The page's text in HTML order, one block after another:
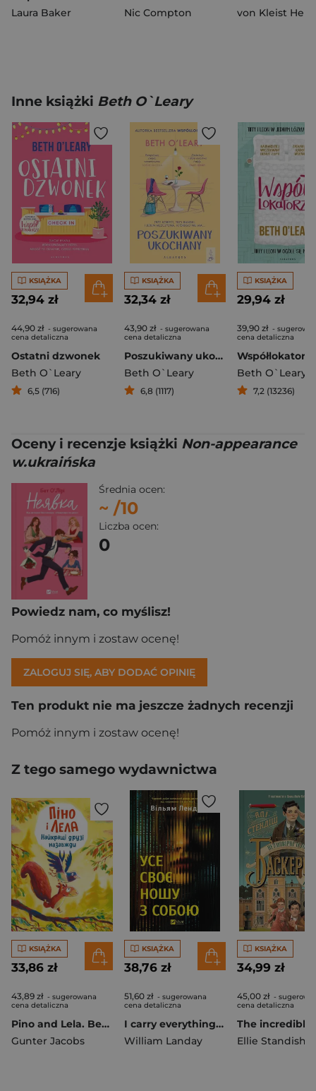
Laura Baker
Nic Compton
von Kleist
Inne książki Beth O`Leary
KSIĄŻKA
32,94 zł
44,90 zł - sugerowana
cena detaliczna
Ostatni dzwonek
Beth O`Leary
6,5 (716)
KSIĄŻKA
32,34 zł
43,90 zł - sugerowana
cena detaliczna
Poszukiwany ukochany
Beth O`Leary
6,8 (1117)
KSIĄŻKA
29,94 zł
39,90 zł -
cena detaliczna
Współlokatorzy
Beth O`Leary
7,2 (13236)
Oceny i recenzje książki Non-appearance
w.ukraińska
Średnia ocen:
~ /10
Liczba ocen:
0
Powiedz nam, co myślisz!
Pomóż innym i zostaw ocenę!
ZALOGUJ SIĘ, ABY DODAĆ OPINIĘ
Ten produkt nie ma jeszcze żadnych recenzji
Pomóż innym i zostaw ocenę!
Z tego samego wydawnictwa
KSIĄŻKA
33,86 zł
43,89 zł - sugerowana
cena detaliczna
Pino and Lela. Best friends forever. w.ukraińska
Gunter Jacobs
KSIĄŻKA
38,76 zł
51,60 zł - sugerowana
cena detaliczna
I carry everything with me UA
William Landay
KSIĄŻKA
34,99 zł
45,00 zł -
cena detaliczna
Ellie Standish